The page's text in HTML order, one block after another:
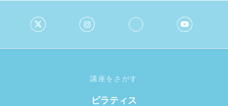
講座をさがす
ピラティス